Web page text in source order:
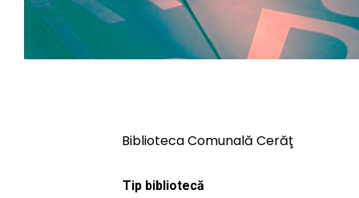
Biblioteca Comunală Cerăţ
Tip bibliotecă